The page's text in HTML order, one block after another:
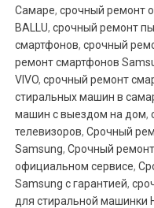
Самаре,срочный ремонт
BALLU,срочный ремонт
смартфонов,срочный
ремонт смартфонов
VIVO,срочный ремонт
стиральных машин в
машин с выездом на дом,
телевизоров,Срочный
Samsung,Срочный
официальном сервисе,
Samsung с гарантией,
для стиральной машинки